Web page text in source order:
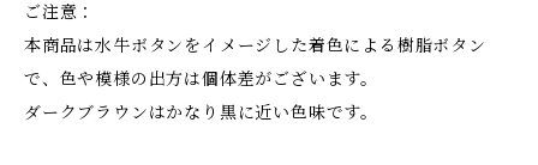
ご注意：
本商品は水牛ボタンをイメージした着色による樹脂ボタン
で、色や模様の出方は個体差がございます。
ダークブラウンはかなり黒に近い色味です。